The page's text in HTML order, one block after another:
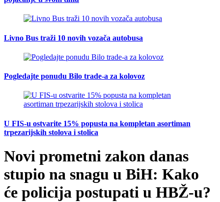
Livno Bus traži 10 novih vozača autobusa
Pogledajte ponudu Bilo trade-a za kolovoz
U FIS-u ostvarite 15% popusta na kompletan asortiman
trpezarijskih stolova i stolica
Novi prometni zakon danas
stupio na snagu u BiH: Kako
će policija postupati u HBŽ-u?